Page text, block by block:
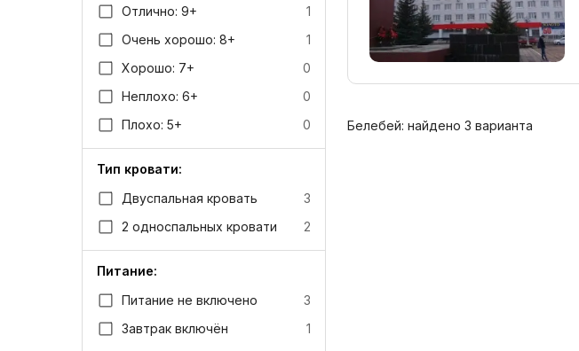
Белебей: найдено 3 варианта
Отлично: 9+
1
Очень хорошо: 8+
1
Хорошо: 7+
0
Неплохо: 6+
0
Плохо: 5+
0
Тип кровати:
Двуспальная кровать
3
2 односпальных кровати
2
Питание:
Питание не включено
3
Завтрак включён
1